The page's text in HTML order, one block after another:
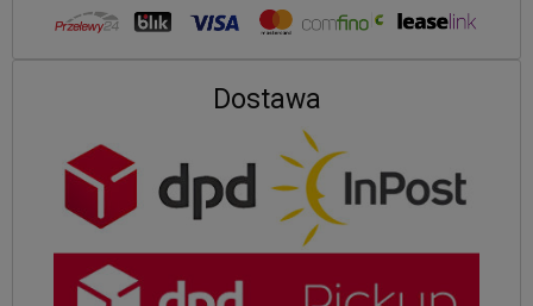
Dostawa